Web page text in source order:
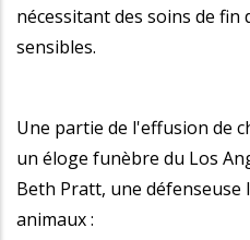
nécessitant des soins de fin
sensibles.
Une partie de l'effusion de
un éloge funèbre du Los
Beth Pratt, une défenseuse
animaux :